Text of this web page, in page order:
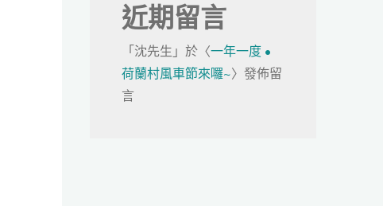
近期留言
「沈先生 」於〈一年一度 •
荷蘭村風車節來囉~〉發佈留
言